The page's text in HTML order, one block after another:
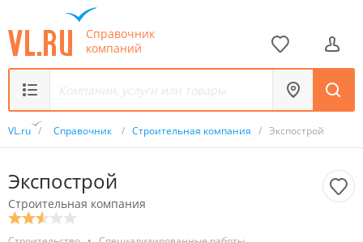
Справочник
компаний
VL.ru / Справочник / Строительная компания / Экспострой
Экспострой
Строительная компания